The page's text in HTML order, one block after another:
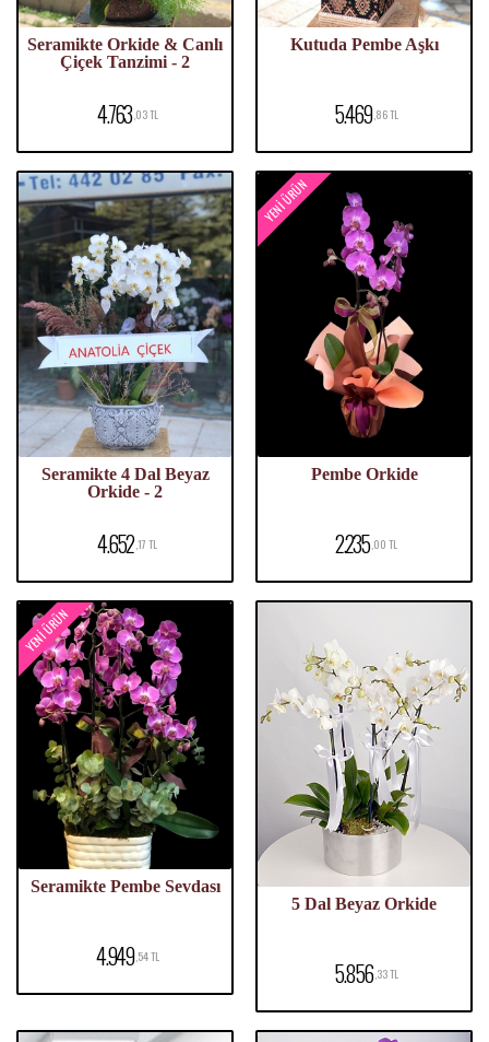
Seramikte Orkide & Canlı
Çiçek Tanzimi - 2
4.763,03 TL
Kutuda Pembe Aşkı
5.469 ,86 TL
Seramikte 4 Dal Beyaz
Orkide - 2
4.652 ,17 TL
YENI ÜRÜN
Pembe Orkide
2.235 ,00 TL
YENI ÜRÜN
Seramikte Pembe Sevdası
4.949,54 TL
5 Dal Beyaz Orkide
5.856 ,33 TL